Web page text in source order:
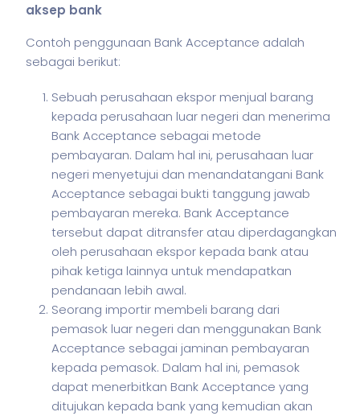
aksep bank
Contoh penggunaan Bank Acceptance adalah
sebagai berikut:
Sebuah perusahaan ekspor menjual barang
kepada perusahaan luar negeri dan menerima
Bank Acceptance sebagai metode
pembayaran. Dalam hal ini, perusahaan luar
negeri menyetujui dan menandatangani Bank
Acceptance sebagai bukti tanggung jawab
pembayaran mereka. Bank Acceptance
tersebut dapat ditransfer atau diperdagangkan
oleh perusahaan ekspor kepada bank atau
pihak ketiga lainnya untuk mendapatkan
pendanaan lebih awal.
Seorang importir membeli barang dari
pemasok luar negeri dan menggunakan Bank
Acceptance sebagai jaminan pembayaran
kepada pemasok. Dalam hal ini, pemasok
dapat menerbitkan Bank Acceptance yang
ditujukan kepada bank yang kemudian akan